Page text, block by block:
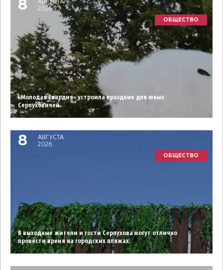
8
АВГУСТА
2026
ОБЩЕСТВО
«Молодая Гвардия» устроила праздник для юных
Серпуховичей.
8
АВГУСТА
2026
ОБЩЕСТВО
В выходные жители и гости Серпухова могут отлично
провести время на городских пляжах.